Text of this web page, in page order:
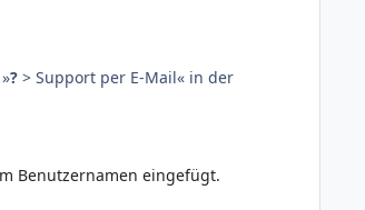
? > Support per E-Mail« in der
Benutzernamen eingefügt.